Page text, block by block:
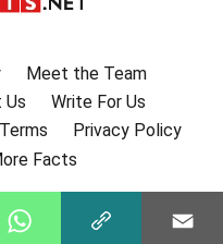
Meet the Team
Us
Write For Us
Terms
Privacy Policy
Facts